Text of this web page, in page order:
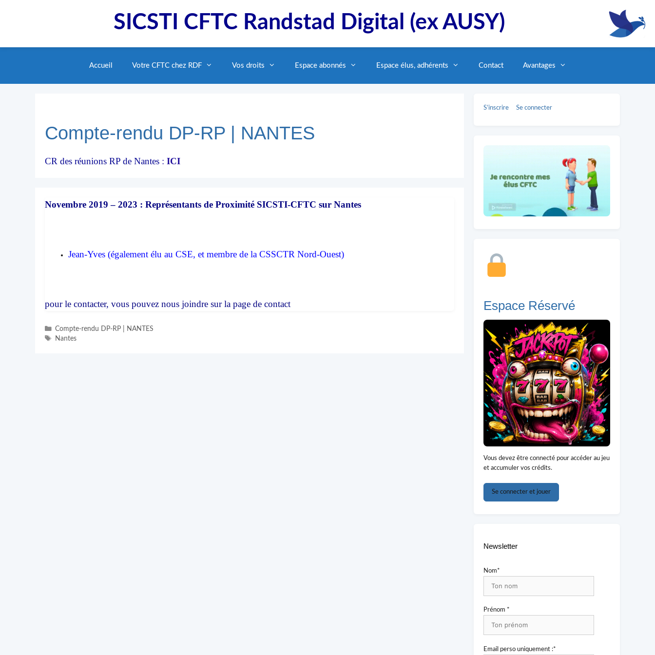
SICSTI CFTC Randstad Digital (ex AUSY)
Accueil Votre CFTC chez RDF Vos droits Espace abonnés Espace élus, adhérents Contact Avantages
Compte-rendu DP-RP | NANTES
CR des réunions RP de Nantes : ICI
Novembre 2019 – 2023 : Représentants de Proximité SICSTI-CFTC sur Nantes
Jean-Yves (également élu au CSE, et membre de la CSSCTR Nord-Ouest)
pour le contacter, vous pouvez nous joindre sur la page de contact
Catégories
Compte-rendu DP-RP | NANTES
Étiquettes
Nantes
S’inscrire Se connecter
Espace Réservé
Vous devez être connecté pour accéder au jeu
et accumuler vos crédits.
Se connecter et jouer
Newsletter
Nom*
Prénom *
Email perso uniquement :*